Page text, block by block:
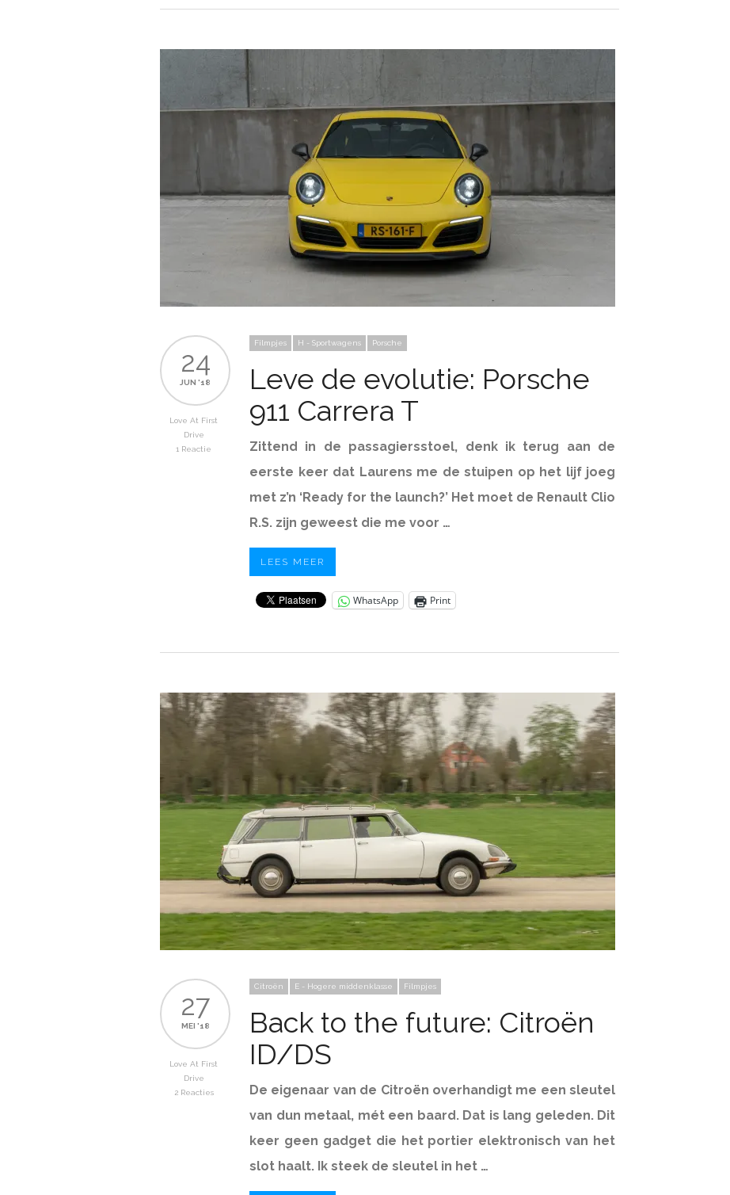
24
JUN '18
Love At First
Drive
1 Reactie
Filmpjes H - Sportwagens Porsche
Leve de evolutie: Porsche
911 Carrera T
Zittend in de passagiersstoel, denk ik terug aan de
eerste keer dat Laurens me de stuipen op het lijf joeg
met z’n ‘Ready for the launch?’ Het moet de Renault Clio
R.S. zijn geweest die me voor …
LEES MEER
WhatsApp Print
27
MEI '18
Love At First
Drive
2 Reacties
Citroën E - Hogere middenklasse Filmpjes
Back to the future: Citroën
ID/DS
De eigenaar van de Citroën overhandigt me een sleutel
van dun metaal, mét een baard. Dat is lang geleden. Dit
keer geen gadget die het portier elektronisch van het
slot haalt. Ik steek de sleutel in het …